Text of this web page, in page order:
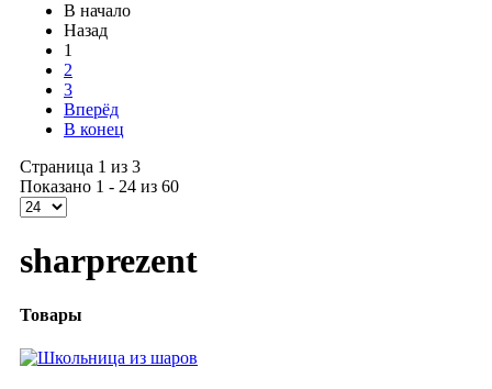
В начало
Назад
1
2
3
Вперёд
В конец
Страница 1 из 3
Показано 1 - 24 из 60
sharprezent
Товары